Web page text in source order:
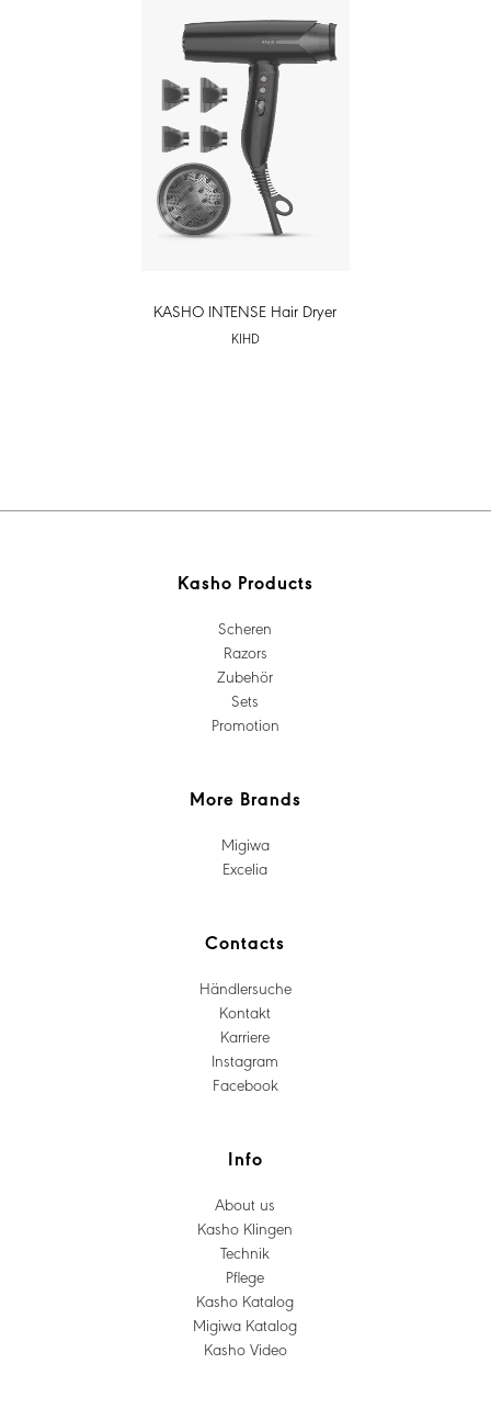
KASHO INTENSE Hair Dryer
KIHD
Kasho Products
More Brands
Info
Contacts
Scheren
Razors
Zubehör
Sets
Promotion
Migiwa
Excelia
About us
Kasho Klingen
Technik
Pflege
Kasho Katalog
Migiwa Katalog
Kasho Video
Händlersuche
Kontakt
Karriere
Instagram
Facebook